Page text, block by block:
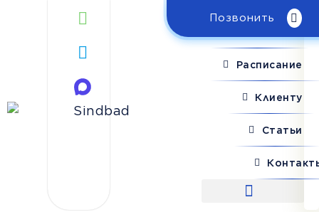
Позвонить
Расписание
Клиенту
Статьи